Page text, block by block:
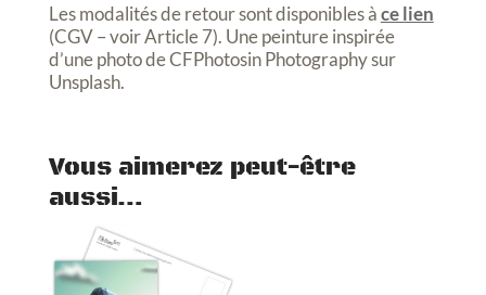
Les modalités de retour sont disponibles àce lien
(CGV – voir Article 7). Une peinture inspirée
d’une photo de CFPhotosin Photography sur
Unsplash.
Vous aimerez peut-être
aussi…